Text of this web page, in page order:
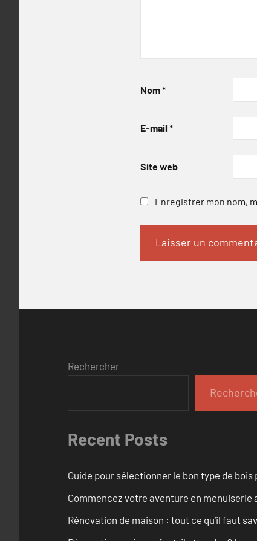
Nom*
E-mail *
Site web
Enregistrer mon nom,
Rechercher
Recent Posts
Guide pour sélectionner le bon type de
Commencez votre aventure en menuiserie
Rénovation de maison : tout ce qu’il faut